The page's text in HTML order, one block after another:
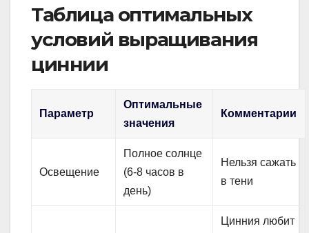
Таблица оптимальных
условий выращивания
циннии
Параметр
Оптимальные
значения
Комментарии
Освещение
Полное солнце
(6-8 часов в
день)
Нельзя сажать
в тени
Цинния любит